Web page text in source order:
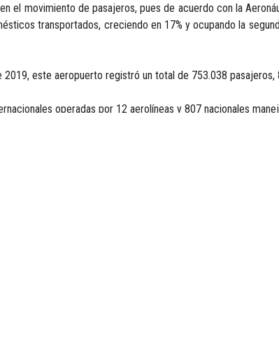
el movimiento de pasajeros, pues de acuerdo con la
transportados, creciendo en 17% y ocupando la
este aeropuerto registró un total de 753.038
operadas por 12 aerolíneas y 807 nacionales